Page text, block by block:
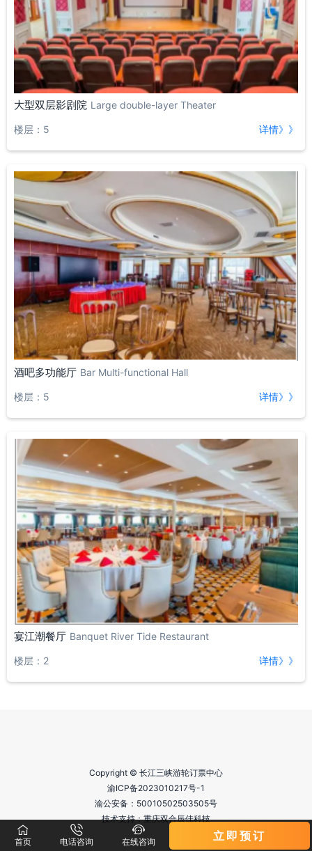
大型双层影剧院 Large double-layer Theater
楼层：5 详情》》
酒吧多功能厅 Bar Multi-functional Hall
楼层：5 详情》》
宴江潮餐厅 Banquet River Tide Restaurant
楼层：2 详情》》

首页

电话咨询

在线咨询 立即预订
Copyright © 长江三峡游轮订票中心
渝ICP备2023010217号-1
渝公安备： 50010502503505号
技术支持：重庆双合辰佳科技